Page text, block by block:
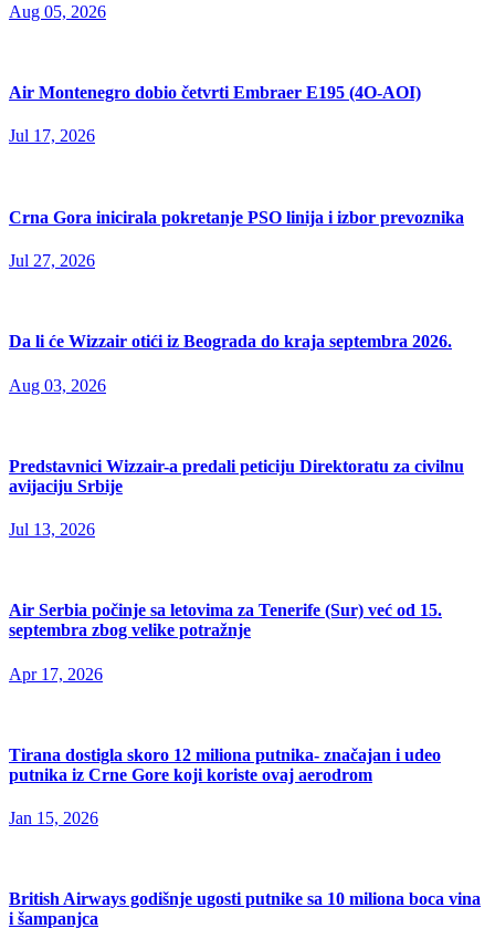
Aug 05, 2026
Air Montenegro dobio četvrti Embraer E195 (4O-AOI)
Jul 17, 2026
Crna Gora inicirala pokretanje PSO linija i izbor prevoznika
Jul 27, 2026
Da li će Wizzair otići iz Beograda do kraja septembra 2026.
Aug 03, 2026
Predstavnici Wizzair-a predali peticiju Direktoratu za civilnu
avijaciju Srbije
Jul 13, 2026
Air Serbia počinje sa letovima za Tenerife (Sur) već od 15.
septembra zbog velike potražnje
Apr 17, 2026
Tirana dostigla skoro 12 miliona putnika- značajan i udeo
putnika iz Crne Gore koji koriste ovaj aerodrom
Jan 15, 2026
British Airways godišnje ugosti putnike sa 10 miliona boca vina
i šampanjca